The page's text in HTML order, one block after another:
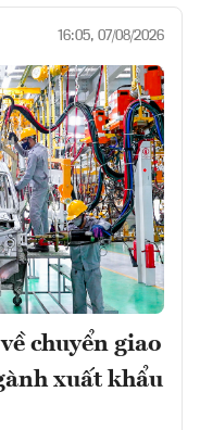
16:05, 07/08/2026
chuyển giao
xuất khẩu